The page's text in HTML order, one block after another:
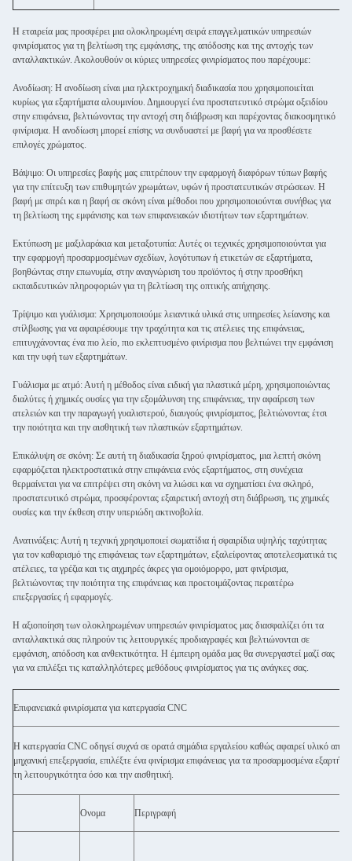
Η εταιρεία μας προσφέρει μια ολοκληρωμένη σειρά επαγγελματικών υπηρεσιών
φινιρίσματος για τη βελτίωση της εμφάνισης, της απόδοσης και της αντοχής των
ανταλλακτικών. Ακολουθούν οι κύριες υπηρεσίες φινιρίσματος που παρέχουμε:
Ανοδίωση: Η ανοδίωση είναι μια ηλεκτροχημική διαδικασία που χρησιμοποιείται
κυρίως για εξαρτήματα αλουμινίου. Δημιουργεί ένα προστατευτικό στρώμα οξειδίου
στην επιφάνεια, βελτιώνοντας την αντοχή στη διάβρωση και παρέχοντας διακοσμητικό
φινίρισμα. Η ανοδίωση μπορεί επίσης να συνδυαστεί με βαφή για να προσθέσετε
επιλογές χρώματος.
Βάψιμο: Οι υπηρεσίες βαφής μας επιτρέπουν την εφαρμογή διαφόρων τύπων βαφής
για την επίτευξη των επιθυμητών χρωμάτων, υφών ή προστατευτικών στρώσεων. Η
βαφή με σπρέι και η βαφή σε σκόνη είναι μέθοδοι που χρησιμοποιούνται συνήθως για
τη βελτίωση της εμφάνισης και των επιφανειακών ιδιοτήτων των εξαρτημάτων.
Εκτύπωση με μαξιλαράκια και μεταξοτυπία: Αυτές οι τεχνικές χρησιμοποιούνται για
την εφαρμογή προσαρμοσμένων σχεδίων, λογότυπων ή ετικετών σε εξαρτήματα,
βοηθώντας στην επωνυμία, στην αναγνώριση του προϊόντος ή στην προσθήκη
εκπαιδευτικών πληροφοριών για τη βελτίωση της οπτικής απήχησης.
Τρίψιμο και γυάλισμα: Χρησιμοποιούμε λειαντικά υλικά στις υπηρεσίες λείανσης και
στίλβωσης για να αφαιρέσουμε την τραχύτητα και τις ατέλειες της επιφάνειας,
επιτυγχάνοντας ένα πιο λείο, πιο εκλεπτυσμένο φινίρισμα που βελτιώνει την εμφάνιση
και την υφή των εξαρτημάτων.
Γυάλισμα με ατμό: Αυτή η μέθοδος είναι ειδική για πλαστικά μέρη, χρησιμοποιώντας
διαλύτες ή χημικές ουσίες για την εξομάλυνση της επιφάνειας, την αφαίρεση των
ατελειών και την παραγωγή γυαλιστερού, διαυγούς φινιρίσματος, βελτιώνοντας έτσι
την ποιότητα και την αισθητική των πλαστικών εξαρτημάτων.
Επικάλυψη σε σκόνη: Σε αυτή τη διαδικασία ξηρού φινιρίσματος, μια λεπτή σκόνη
εφαρμόζεται ηλεκτροστατικά στην επιφάνεια ενός εξαρτήματος, στη συνέχεια
θερμαίνεται για να επιτρέψει στη σκόνη να λιώσει και να σχηματίσει ένα σκληρό,
προστατευτικό στρώμα, προσφέροντας εξαιρετική αντοχή στη διάβρωση, τις χημικές
ουσίες και την έκθεση στην υπεριώδη ακτινοβολία.
Ανατινάξεις: Αυτή η τεχνική χρησιμοποιεί σωματίδια ή σφαιρίδια υψηλής ταχύτητας
για τον καθαρισμό της επιφάνειας των εξαρτημάτων, εξαλείφοντας αποτελεσματικά τις
ατέλειες, τα γρέζια και τις αιχμηρές άκρες για ομοιόμορφο, ματ φινίρισμα,
βελτιώνοντας την ποιότητα της επιφάνειας και προετοιμάζοντας περαιτέρω
επεξεργασίες ή εφαρμογές.
Η αξιοποίηση των ολοκληρωμένων υπηρεσιών φινιρίσματος μας διασφαλίζει ότι τα
ανταλλακτικά σας πληρούν τις λειτουργικές προδιαγραφές και βελτιώνονται σε
εμφάνιση, απόδοση και ανθεκτικότητα. Η έμπειρη ομάδα μας θα συνεργαστεί μαζί σας
για να επιλέξει τις καταλληλότερες μεθόδους φινιρίσματος για τις ανάγκες σας.
Επιφανειακά φινιρίσματα για κατεργασία CNC
Η κατεργασία CNC οδηγεί συχνά σε ορατά σημάδια εργαλείου καθώς αφαιρεί υλικό από
μηχανική επεξεργασία, επιλέξτε ένα φινίρισμα επιφάνειας για τα προσαρμοσμένα
τη λειτουργικότητα όσο και την αισθητική.
Ονομα Περιγραφή